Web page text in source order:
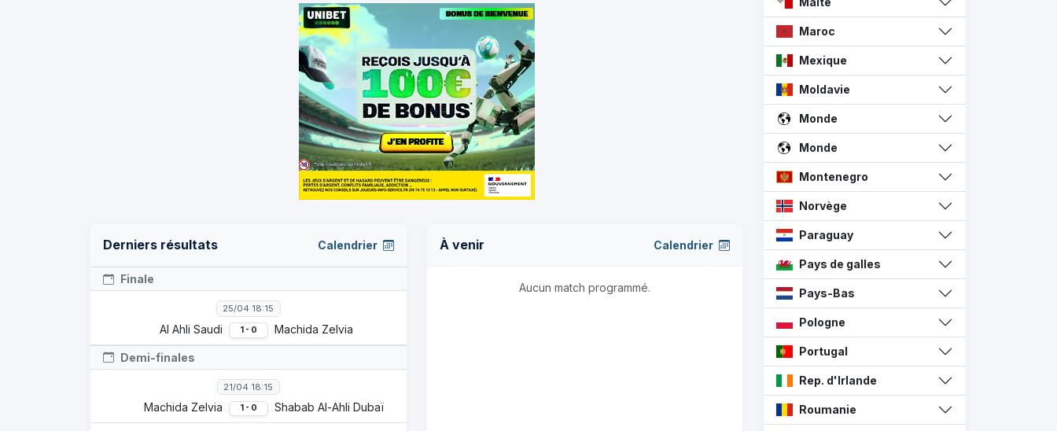
Derniers résultats Calendrier
Finale
25/04 18:15
Al Ahli Saudi 1 - 0 Machida Zelvia
Demi-finales
21/04 18:15
Machida Zelvia 1 - 0 Shabab Al-Ahli Dubaï
À venir Calendrier
Aucun match programmé.
Maroc
Mexique
Moldavie
Monde
Monde
Montenegro
Norvège
Paraguay
Pays de galles
Pays-Bas
Pologne
Portugal
Rep. d'Irlande
Roumanie